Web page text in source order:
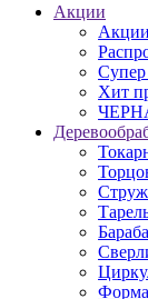
Акции
Акции
Супер
Хит